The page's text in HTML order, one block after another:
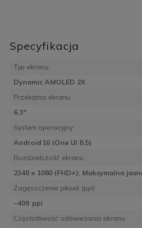
Specyfikacja
Typ ekranu
Dynamic AMOLED 2X
Przekątna ekranu
6.3"
System operacyjny
Android 16 (One UI 8.5)
Rozdzielczość ekranu
2340 x 1080 (FHD+); Maksymalna
Zagęszczenie pikseli (ppi)
~409 ppi
Częstotliwość odświeżania ekranu